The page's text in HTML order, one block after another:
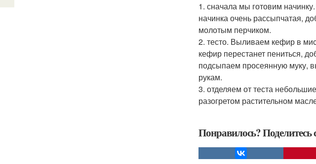
1. сначала мы готовим
начинка очень рассыпчатая,
молотым перчиком.
2. тесто. Выливаем кефир в
кефир перестанет пениться,
подсыпаем просеянную муку,
рукам.
3. отделяем от теста
разогретом растительном
Понравилось? Поделитесь